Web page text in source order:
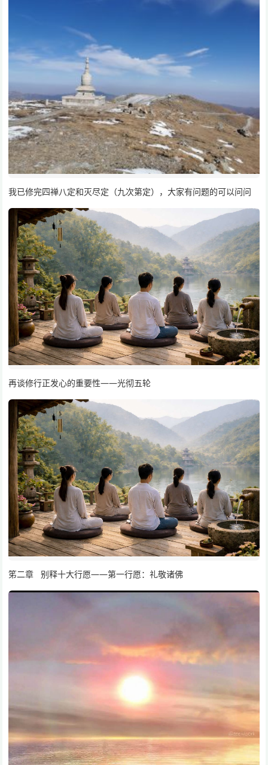
我已修完四禅八定和灭尽定（九次第定），大家有问题的可以问问
再谈修行正发心的重要性——光彻五轮
笫二章 别释十大行愿——第一行愿：礼敬诸佛